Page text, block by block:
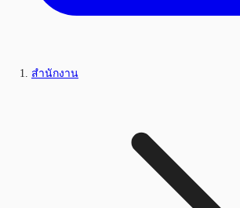
สำนักงาน